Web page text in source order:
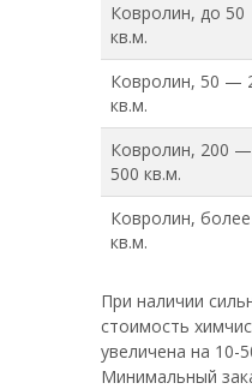
Ковролин, до 50
кв.м.
Ковролин, 50 —
кв.м.
Ковролин, 200 —
500 кв.м.
Ковролин,
кв.м.
При наличии
стоимость
увеличена на 10-
Минимальный